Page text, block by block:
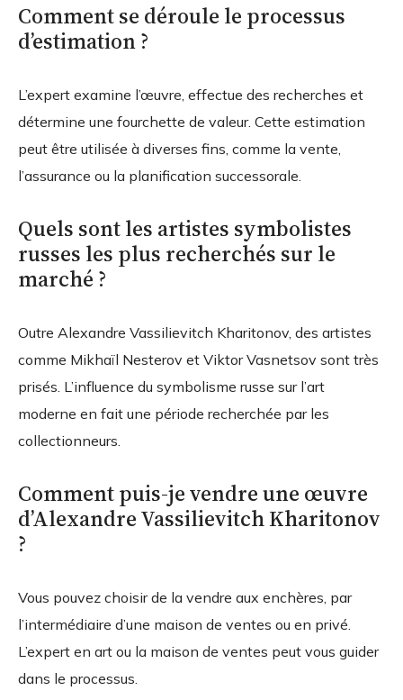
Comment se déroule le processus
d’estimation ?
L’expert examine l’œuvre, effectue des recherches et
détermine une fourchette de valeur. Cette estimation
peut être utilisée à diverses fins, comme la vente,
l’assurance ou la planification successorale.
Quels sont les artistes symbolistes
russes les plus recherchés sur le
marché ?
Outre Alexandre Vassilievitch Kharitonov, des artistes
comme Mikhaïl Nesterov et Viktor Vasnetsov sont très
prisés. L’influence du symbolisme russe sur l’art
moderne en fait une période recherchée par les
collectionneurs.
Comment puis-je vendre une œuvre
d’Alexandre Vassilievitch Kharitonov
?
Vous pouvez choisir de la vendre aux enchères, par
l’intermédiaire d’une maison de ventes ou en privé.
L’expert en art ou la maison de ventes peut vous guider
dans le processus.